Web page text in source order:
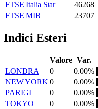
FTSE Italia Star
46268
FTSE MIB
23707
Indici Esteri
Valore Var.
LONDRA
0
0.00%
NEW YORK 0
0.00%
PARIGI
0
0.00%
TOKYO
0
0.00%